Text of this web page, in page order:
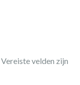
Vereiste velden zijn